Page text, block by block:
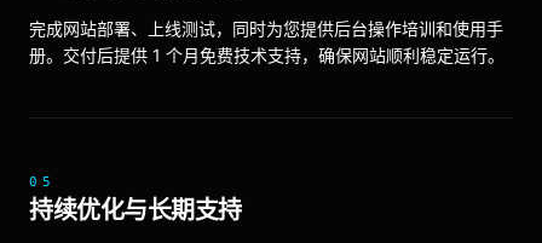
完成网站部署、上线测试，同时为您提供后台操作培训和使用手
册。交付后提供 1 个月免费技术支持，确保网站顺利稳定运行。
05
持续优化与长期支持